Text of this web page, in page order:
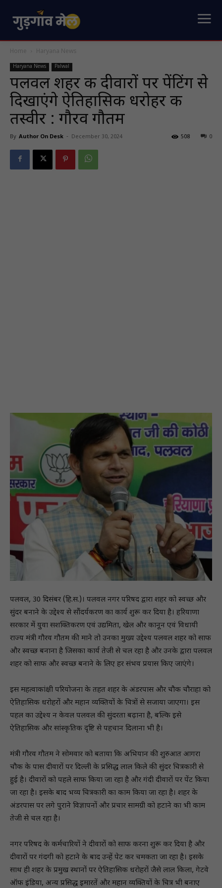
Home Haryana News
Haryana News Palwal
पलवल शहर की दीवारों पर पेंटिंग से
दिखाएंगे ऐतिहासिक धरोहर की
तस्वीर : गौरव गौतम
By Author On Desk - December 30, 2024 0
508
पलवल, 30 दिसंबर (हि.स.)। पलवल नगर परिषद द्वारा शहर को स्वच्छ और
सुंदर बनाने के उद्देश्य से सौंदर्यकरण का कार्य शुरू कर दिया है। हरियाणा
सरकार में युवा सशक्तिकरण एवं उद्यमिता, खेल और कानून एवं विधायी
राज्य मंत्री गौरव गौतम की माने तो उनका मुख्य उद्देश्य पलवल शहर को साफ
और स्वच्छ बनाना है जिसका कार्य तेजी से चल रहा है और उनके द्वारा पलवल
शहर को साफ और स्वच्छ बनाने के लिए हर संभव प्रयास किए जाएंगे।
इस महत्वाकांक्षी परियोजना के तहत शहर के अंडरपास और चौक चौराहा को
ऐतिहासिक धरोहरों और महान व्यक्तियों के चित्रों से सजाया जाएगा। इस
पहल का उद्देश्य न केवल पलवल की सुंदरता बढ़ाना है, बल्कि इसे
ऐतिहासिक और सांस्कृतिक दृष्टि से पहचान दिलाना भी है।
मंत्री गौरव गौतम ने सोमवार को बताया कि अभियान की शुरुआत आगरा
चौक के पास दीवारों पर दिल्ली के प्रसिद्ध लाल किले की सुंदर चित्रकारी से
हुई है। दीवारों को पहले साफ किया जा रहा है और गंदी दीवारों पर पेंट किया
जा रहा है। इसके बाद भव्य चित्रकारी का काम किया जा रहा है। शहर के
अंडरपास पर लगे पुराने विज्ञापनों और प्रचार सामग्री को हटाने का भी काम
तेजी से चल रहा है।
नगर परिषद के कर्मचारियों ने दीवारों को साफ करना शुरू कर दिया है और
दीवारों पर गंदगी को हटाने के बाद उन्हें पेट कर चमकता जा रहा है। इसके
साथ ही शहर के प्रमुख स्थानों पर ऐतिहासिक धरोहरों जैसे लाल किला, गेटवे
ऑफ इंडिया, अन्य प्रसिद्ध इमारतें और महान व्यक्तियों के चित्र भी बनाए